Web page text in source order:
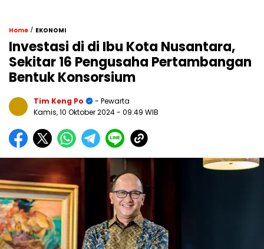
Home / EKONOMI
Investasi di di Ibu Kota Nusantara,
Sekitar 16 Pengusaha Pertambangan
Bentuk Konsorsium
Tim Keng Po
- Pewarta
Kamis, 10 Oktober 2024- 09:49 WIB